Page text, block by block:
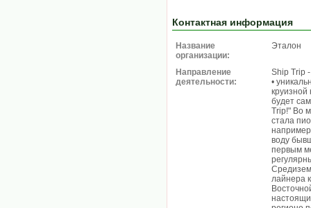
Контактная информация
Название
организации:
Эталон
Направление
деятельности:
Ship Trip
•
будет
Trip!" Во
стала
воду
первым
лайнера